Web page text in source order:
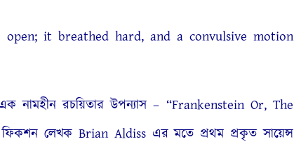
it breathed hard, and a convulsive motion
নামহীন রচয়িতার উপন্যাস – “Frankenstein Or, The
ফিকশন লেখক Brian Aldiss এর মতে প্রথম প্রকৃত সায়েন্স